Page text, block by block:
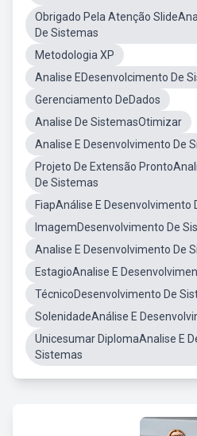
Obrigado Pela Atenção
De Sistemas
Metodologia XP
Analise EDesenvolcimento De
Gerenciamento DeDados
Analise De SistemasOtimizar
Analise E Desenvolvimento De
Projeto De Extensão
De Sistemas
FiapAnálise E Desenvolvimento
ImagemDesenvolvimento De
Analise E Desenvolvimento De
EstagioAnalise E
TécnicoDesenvolvimento De
SolenidadeAnálise E
Unicesumar DiplomaAnalise E
Sistemas